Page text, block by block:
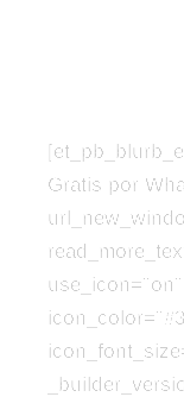
Gratis por